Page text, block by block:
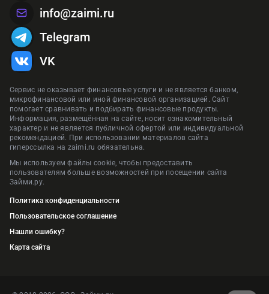
Сервис не оказывает финансовые услуги и не является банком,
микрофинансовой или иной финансовой организацией. Сайт
помогает сравнивать и подбирать финансовые продукты.
Информация, размещённая на сайте, носит ознакомительный
характер и не является публичной офертой или индивидуальной
рекомендацией. При использовании материалов сайта
гиперссылка на zaimi.ru обязательна.
Мы используем файлы cookie, чтобы предоставить
пользователям больше возможностей при посещении сайта
Займи.ру.
Политика конфиденциальности
Пользовательское соглашение
Нашли ошибку?
Карта сайта
info@zaimi.ru
Telegram
VK